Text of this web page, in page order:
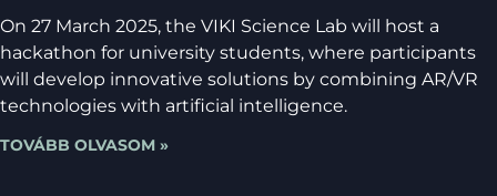
On 27 March 2025, the VIKI Science Lab will host a
hackathon for university students, where participants
will develop innovative solutions by combining AR/VR
technologies with artificial intelligence.
TOVÁBB OLVASOM »